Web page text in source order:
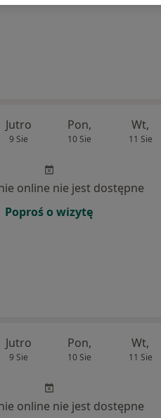
Jutro
9 Sie
Pon,
10 Sie
Wt,
11 Sie
online nie jest dostępne
Poproś o wizytę
Jutro
9 Sie
Pon,
10 Sie
Wt,
11 Sie
online nie jest dostępne